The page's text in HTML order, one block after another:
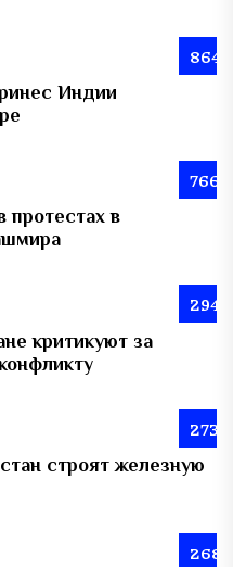
864
Индии
766
в
294
критикуют за
273
строят железную
268